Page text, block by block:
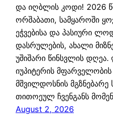
და იღბლის კოდი! 2026
ორშაბათი, სამყაროში
ეჭვებისა და პასიური
დასრულების, ახალი
უშიშარი წინსვლის
იუპიტერის
მშვილდოსნის
თითოეულ ჩვენგანს
August 2, 2026